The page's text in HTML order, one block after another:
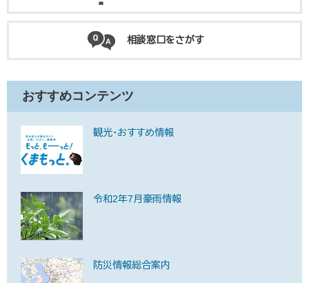
相談窓口をさがす
おすすめコンテンツ
観光・おすすめ情報
令和2年7月豪雨情報
防災情報総合案内